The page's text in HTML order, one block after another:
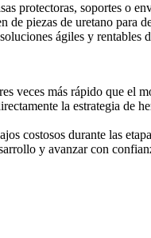
protectoras, soportes o
de piezas de uretano para
ágiles y rentables
veces más rápido que el
la estrategia de
costosos durante las
y avanzar con